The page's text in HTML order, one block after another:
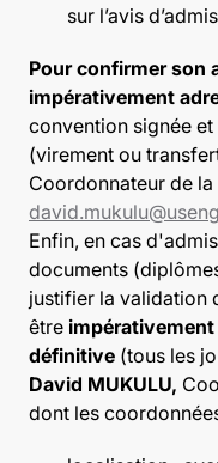
sur l’avis
Pour confirmer son
impérativement
convention signée
(virement ou
Coordonnateur de
Enfin, en cas
documents
justifier la validation
être
définitive (tous les
David MUKULU,
dont les